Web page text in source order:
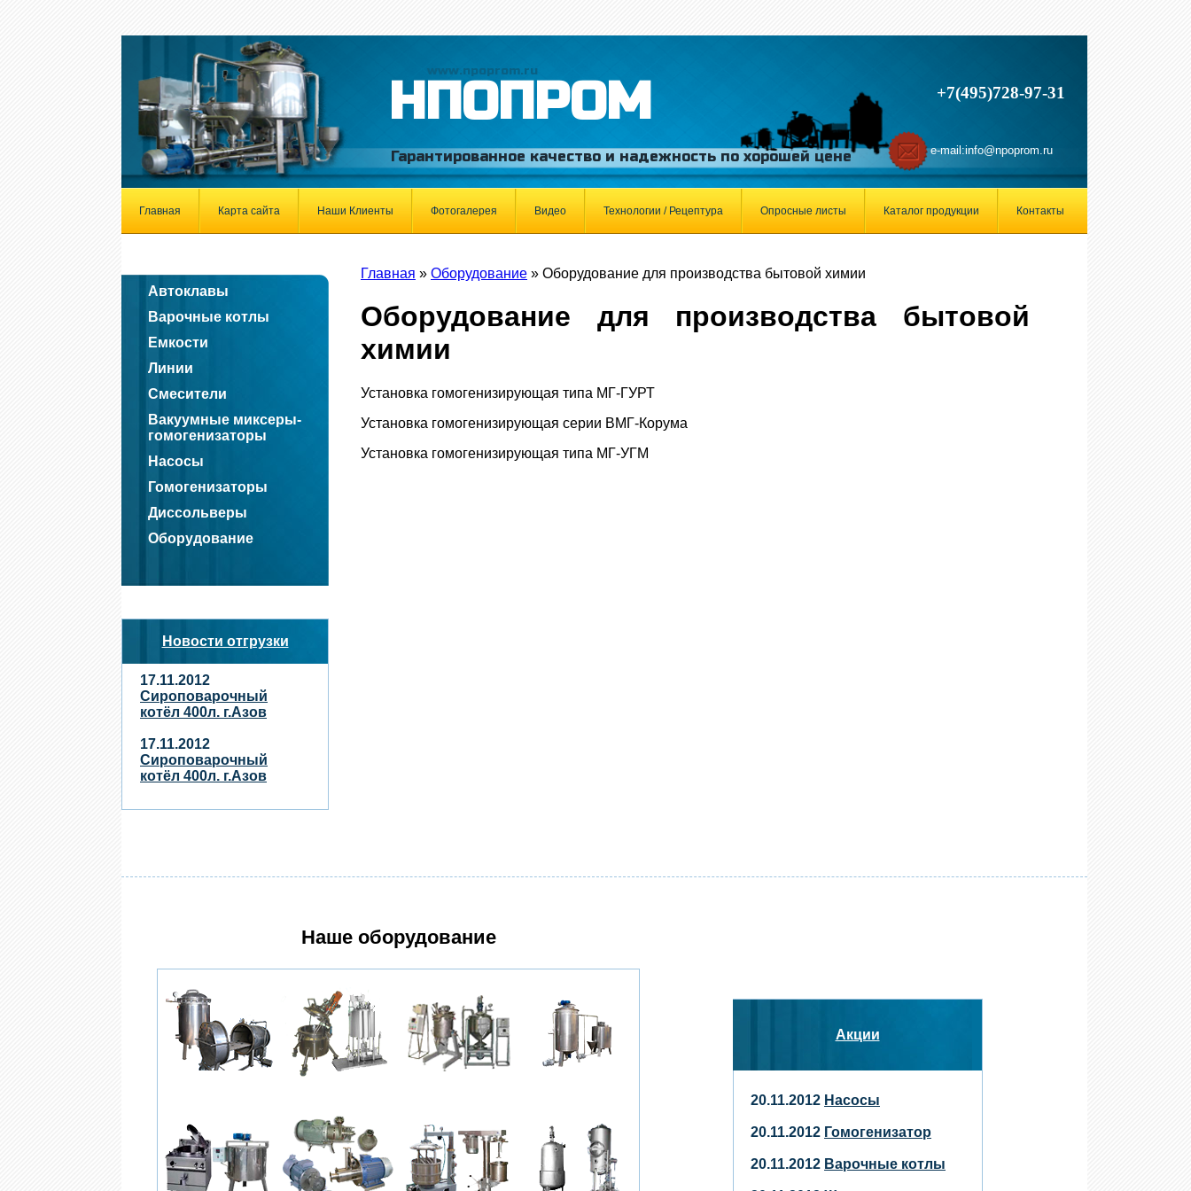
www.npoprom.ru
НПОПРОМ
Гарантированное качество и надежность по хорошей цене
+7(495)728-97-31
e-mail:info@npoprom.ru
Главная Карта сайта Наши Клиенты Фотогалерея Видео Технологии / Рецептура Опросные листы Каталог продукции Контакты
Автоклавы
Варочные котлы
Емкости
Линии
Смесители
Вакуумные миксеры-
гомогенизаторы
Насосы
Гомогенизаторы
Диссольверы
Оборудование
Новости отгрузки
17.11.2012
Сироповарочный
котёл 400л. г.Азов
17.11.2012
Сироповарочный
котёл 400л. г.Азов
Главная » Оборудование » Оборудование для производства бытовой химии
Оборудование для производства бытовой
химии
Установка гомогенизирующая типа МГ-ГУРТ
Установка гомогенизирующая серии ВМГ-Корума
Установка гомогенизирующая типа МГ-УГМ
Наше оборудование
Акции
20.11.2012 Насосы
20.11.2012 Гомогенизатор
20.11.2012 Варочные котлы